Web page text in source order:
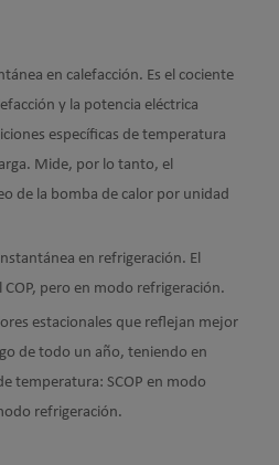
en calefacción. Es el cociente
y la potencia eléctrica
específicas de temperatura
Mide, por lo tanto, el
de la bomba de calor por unidad
en refrigeración. El
pero en modo refrigeración.
estacionales que reflejan mejor
de todo un año, teniendo en
temperatura: SCOP en modo
refrigeración.